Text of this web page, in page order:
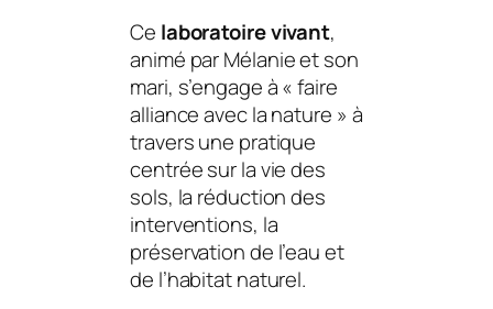
Ce laboratoire vivant,
animé par Mélanie et son
mari, s’engage à « faire
alliance avec lanature » à
travers une pratique
centrée sur la vie des
sols, la réduction des
interventions, la
préservation de l’eau et
de l’habitat naturel.